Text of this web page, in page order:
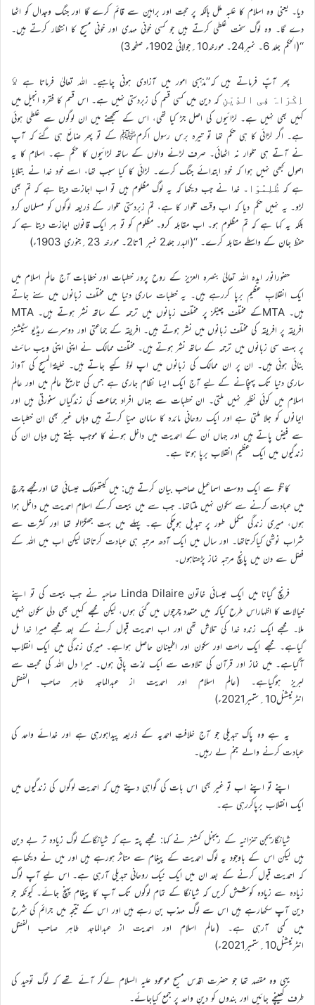
دیا۔ یعنی وہ اسلام کا غلبہ ملل ہالکہ پر حجت اور براہین سے قائم کرے گا اور جنگ وجدال کو اٹھا
دے گا۔ وہ لوگ سخت غلطی کرتے ہیں جو کسی خونی مہدی اور خونی مسیح کا انتظار کرتے ہیں۔
‘‘(الحکم جلد 6۔ نمبر24۔ مورخہ10؍جولائی 1902ء صفحہ3)
پھر آپؑ فرماتے ہیں کہ’’مذہبی امور میں آزادی ہونی چاہیے۔ اللہ تعالیٰ فرماتا ہے لاَ
اِکْرَاہَ فِی الدِّیْنِکہ دین میں کسی قسم کی زبردستی نہیں ہے۔ اس قسم کا فقرہ انجیل میں
کہیں بھی نہیں ہے۔ لڑائیوں کی اصل جڑ کیا تھی، اس کے سمجھنے میں ان لوگوں سے غلطی ہوئی
ہے۔ اگر لڑائی کا ہی حکم تھا تو تیرہ برس رسول اکرمﷺ کے تو پھر ضائع ہی گئے کہ آپ
نے آتے ہی تلوار نہ اٹھائی۔ صرف لڑنے والوں کے ساتھ لڑائیوں کا حکم ہے۔ اسلام کا یہ
اصول کبھی نہیں ہوا کہ خود ابتدائے جنگ کرے۔ لڑائی کا کیا سبب تھا، اسے خود خدا نے بتلایا
ہے کہ ظُلِمُوْا ۔ خدا نے جب دیکھا کہ یہ لوگ مظلوم ہیں تو اب اجازت دیتا ہے کہ تم بھی
لڑو۔ یہ نہیں حکم دیا کہ اب وقت تلوار کا ہے، تم زبردستی تلوار کے ذریعہ لوگوں کو مسلمان کرو
بلکہ یہ کہا ہے کہ تم مظلوم ہو۔ اب مقابلہ کرو۔ مظلوم کو تو ہر ایک قانون اجازت دیتا ہے کہ
حفظ جان کے واسطے مقابلہ کرے۔ ‘‘(البدر جلد2 نمبر 1تا2۔ مورخہ 23؍جنوری 1903ء)
حضورانور ایدہ اللہ تعالیٰ بنصرہ العزیز کے روح پرور خطبات اور خطابات آج عالم اسلام میں
ایک انقلابِ عظیم برپا کررہے ہیں۔ یہ خطبات ساری دنیا میں مختلف زبانوں میں سنے جاتے
ہیں۔ MTAکے مختلف چینلز پر مختلف زبانوں میں ترجمہ کے ساتھ نشر ہوتے ہیں۔ MTA
افریقہ پر افریقہ کی مختلف زبانوں میں نشر ہوتے ہیں۔ افریقہ کے جماعتی اور دوسرے ریڈیو سٹیشنز
پر بہت سی زبانوں میں ترجمہ کے ساتھ نشر ہوتے ہیں۔ مختلف ممالک نے اپنی اپنی ویب سائٹ
بنائی ہوئی ہیں۔ ان پر ان ممالک کی زبانوں میں اپ لوڈ کیے جاتے ہیں۔ خلیفۃالمسیح کی آواز
ساری دنیا تک پہنچانے کے لیے آج ایک ایسا نظام جاری ہے جس کی تاریخ عالم میں اور عالم
اسلام میں کوئی نظیر نہیں ملتی۔ ان خطبات سے جہاں افراد جماعت کی زندگیاں سنورتی ہیں اور
ایمانوں کو جلا ملتی ہے اور ایک روحانی مائدہ کا سامان مہیّا کرتے ہیں وہاں غیر بھی اِن خطبات
سے فیض پاتے ہیں اور جہاں اُن کے احمدیت میں داخل ہونے کا موجب بنتے ہیں وہاں ان کی
زندگیوں میں ایک عظیم انقلاب برپا ہوتا ہے۔
کانگو سے ایک دوست اسماعیل صاحب بیان کرتے ہیں: میں کیتھولک عیسائی تھا اورمجھے چرچ
میں عبادت کرنے سے سکون نہیں ملتاتھا۔ جب سے میں بیعت کرکے اسلام احمدیت میں داخل ہوا
ہوں، میری زندگی مکمل طور پر تبدیل ہوچکی ہے۔ پہلے میں بہت جھگڑالو تھا اور کثرت سے
شراب نوشی کیاکرتاتھا۔ اور سال میں ایک آدھ مرتبہ ہی عبادت کرتاتھا لیکن اب میں اللہ کے
فضل سے دن میں پانچ مرتبہ نماز پڑھتاہوں۔
فرنچ گیانا میں ایک عیسائی خاتون Linda Dilaire صاحبہ نے جب بیعت کی تو اپنے
خیالات کا اظہاراس طرح کیاکہ میں متعدد چرچوں میں گئی ہوں، لیکن مجھے کہیں بھی دلی سکون نہیں
ملا۔ مجھے ایک زندہ خدا کی تلاش تھی اور اب احمدیت قبول کرنے کے بعد مجھے میرا خدا مل
گیاہے۔ مجھے ایک راحت اور سکون اور اطمینان حاصل ہواہے۔ میری زندگی میں ایک انقلاب
آگیاہے۔ میں نماز اور قرآن کی تلاوت سے ایک لذت پاتی ہوں۔ میرا دل اللہ کی محبت سے
لبریز ہوگیاہے۔ (عالم اسلام اور احمدیت از عبدالماجد طاہر صاحب الفضل
انٹرنیشنل10؍ستمبر2021ء)
یہ ہے وہ پاک تبدیلی جو آج خلافتِ احمدیہ کے ذریعہ پیداہورہی ہے اور خدائے واحد کی
عبادت کرنے والے جنم لے رہیں۔
اپنے تو اپنے اب تو غیر بھی اس بات کی گواہی دیتے ہیں کہ احمدیت لوگوں کی زندگیوں میں
ایک انقلاب برپاکررہی ہے۔
شیانگاریجن تنزانیہ کے ریجنل کمشنر نے کہا: مجھے پتہ ہے کہ شیانگاکے لوگ زیادہ تر بے دین
ہیں لیکن اس کے باوجود یہ لوگ احمدیت کے پیغام سے متاثر ہورہے ہیں اور میں نے دیکھاہے
کہ احمدیت قبول کرنے کے بعد ان میں ایک نیک روحانی تبدیلی آرہی ہے۔ اس لیے آپ لوگ
زیادہ سے زیادہ کوشش کریں کہ شیانگا کے تمام لوگوں تک آپ کا پیغام پہنچ جائے۔ کیونکہ جو
دین آپ سکھارہے ہیں اس سے لوگ مہذب بن رہے ہیں اور اس کے نتیجہ میں جرائم کی شرح
میں کمی آرہی ہے۔ (عالم اسلام اور احمدیت از عبدالماجد طاہر صاحب الفضل
انٹرنیشنل10؍ستمبر2021ء)
یہی وہ مقصد تھا جو حضرت اقدس مسیح موعود علیہ السلام لےکر آئے تھے کہ لوگ توحید کی
طرف کھینچے جائیں اور بندوں کو دینِ واحد پر جمع کیاجائے۔